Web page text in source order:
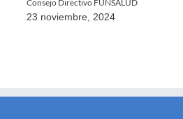
Consejo Directivo FUNSALUD
23 noviembre, 2024